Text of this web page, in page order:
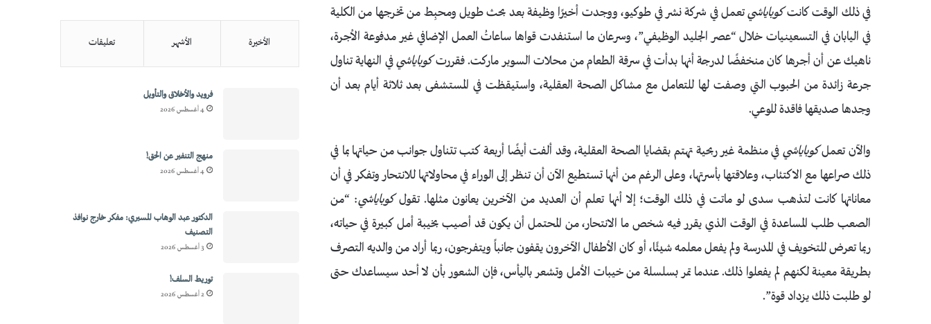
في ذلك الوقت كانتكوباياشيتعمل في شركة نشر في طوكيو، ووجدت أخيرًا وظيفة بعد بحث طويل ومحبِط من تخرجها من الكلية
في اليابان في التسعينيات خلال “عصر الجليد الوظيفي”، وسرعان ما استنفدت قواها ساعاتُ العمل الإضافي غير مدفوعة الأجرة،
ناهيك عن أن أجرها كان منخفضًا لدرجة أنها بدأت في سرقة الطعام من محلات السوبر ماركت. فقررتكوباياشيفي النهاية تناول
جرعة زائدة من الحبوب التي وصفت لها للتعامل مع مشاكل الصحة العقلية، واستيقظت في المستشفى بعد ثلاثة أيام بعد أن
وجدها صديقها فاقدة للوعي.
والآن تعملكوباياشي في منظمة غير ربحية تهتم بقضايا الصحة العقلية، وقد ألفت أيضًا أربعة كتب تتناول جوانب من حياتها بما في
ذلك صراعها مع الاكتئاب، وعلاقتها بأسرتها، وعلى الرغم من أنها تستطيع الآن أن تنظر إلى الوراء في محاولاتها للانتحار وتفكر في أن
معاناتها كانت لتذهب سدى لو ماتت في ذلك الوقت؛ إلا أنها تعلم أن العديد من الآخرين يعانون مثلها. تقولكوباياشي: “من
الصعب طلب المساعدة في الوقت الذي يقرر فيه شخص ما الانتحار، من المحتمل أن يكون قد أصيب بخيبة أمل كبيرة في حياته،
ربما تعرض للتخويف في المدرسة ولم يفعل معلمه شيئًا، أو كان الأطفال الآخرون يقفون جانباً ويتفرجون، ربما أراد من والديه التصرف
بطريقة معينة لكنهم لم يفعلوا ذلك. عندما تمر بسلسلة من خيبات الأمل وتشعر باليأس، فإن الشعور بأن لا أحد سيساعدك حتى
لو طلبت ذلك يزداد قوة”.
الأخيرة الأشهر تعليقات
فرويد والأخلاق والتأويل
4 أغسطس 2026
منهج التنفير عن الحق!
4 أغسطس 2026
الدكتور عبد الوهاب المسيري: مفكر خارج نوافذ
التصنيف
3 أغسطس 2026
توريط السلف!
2 أغسطس 2026